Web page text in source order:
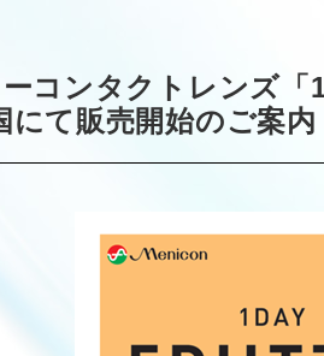
コンタクトレンズ「
にて販売開始のご案内